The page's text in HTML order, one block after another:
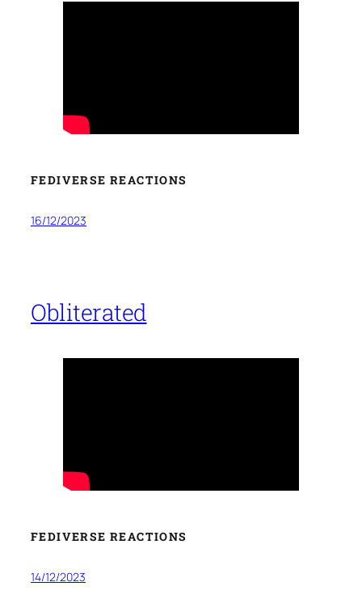
FEDIVERSE REACTIONS
16/12/2023
Obliterated
FEDIVERSE REACTIONS
14/12/2023